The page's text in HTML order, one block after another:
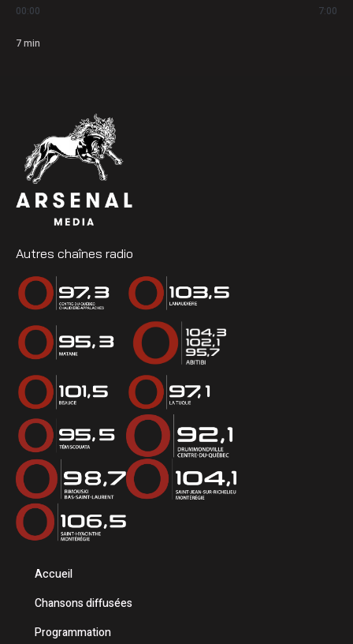
00:00 7:00
7min
Autres chaînes radio
Accueil
Chansons diffusées
Programmation